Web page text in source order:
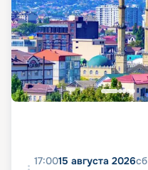
17:0015 августа 2026сб